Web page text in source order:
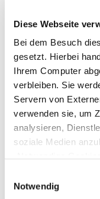
Diese Webseite
Bei dem Besuch
gesetzt. Hierbei
Ihrem Computer
verbleiben. Sie
Servern von
verwenden sie, um
analysieren,
soziale Medien
Drittländern (USA)
Notwendig
Ihr Kontakt
Online-